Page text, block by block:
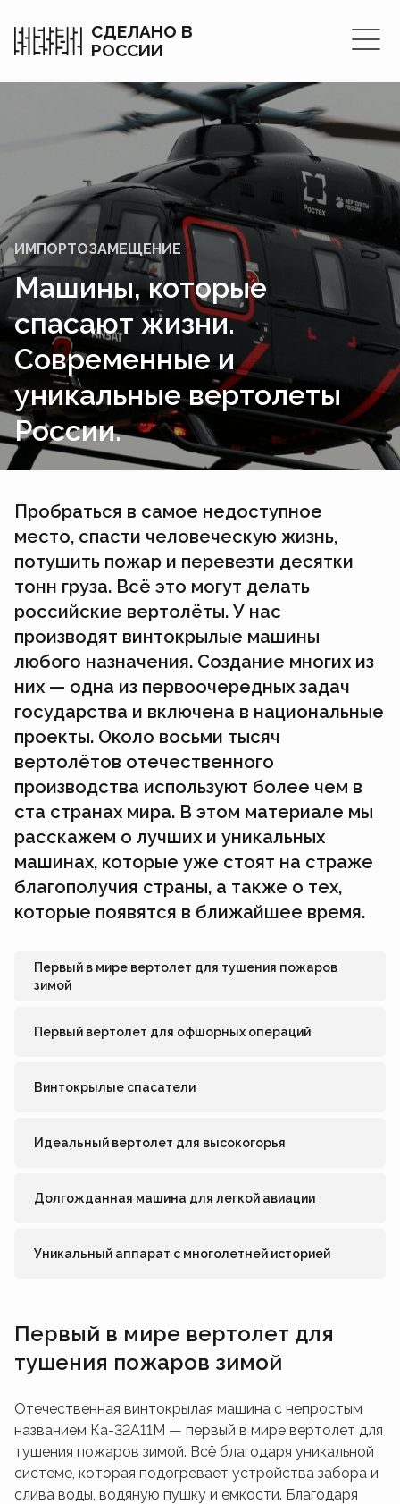
СДЕЛАНО В
РОССИИ
ИМПОРТОЗАМЕЩЕНИЕ
Машины, которые
спасают жизни.
Современные и
уникальные вертолеты
России.
Пробраться в самое недоступное
место, спасти человеческую жизнь,
потушить пожар и перевезти десятки
тонн груза. Всё это могут делать
российские вертолёты. У нас
производят винтокрылые машины
любого назначения. Создание многих из
них — одна из первоочередных задач
государства и включена в национальные
проекты. Около восьми тысяч
вертолётов отечественного
производства используют более чем в
ста странах мира. В этом материале мы
расскажем о лучших и уникальных
машинах, которые уже стоят на страже
благополучия страны, а также о тех,
которые появятся в ближайшее время.
Первый в мире вертолет для тушения пожаров
зимой
Первый вертолет для офшорных операций
Винтокрылые спасатели
Идеальный вертолет для высокогорья
Долгожданная машина для легкой авиации
Уникальный аппарат с многолетней историей
Первый в мире вертолет для
тушения пожаров зимой
Отечественная винтокрылая машина с непростым
названием Ка-32А11М — первый в мире вертолет для
тушения пожаров зимой. Всё благодаря уникальной
системе, которая подогревает устройства забора и
слива воды, водяную пушку и емкости. Благодаря